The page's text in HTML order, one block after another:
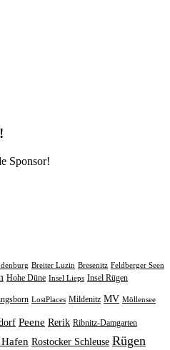
Sponsor!
Breiter Luzin Bresenitz Feldberger Seen
Hohe Düne Insel Lieps Insel Rügen
LostPlaces Mildenitz MV Möllensee
Peene Rerik Ribnitz-Damgarten
Rostocker Schleuse Rügen